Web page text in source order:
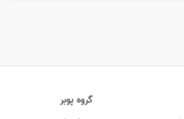
گروه پوبر